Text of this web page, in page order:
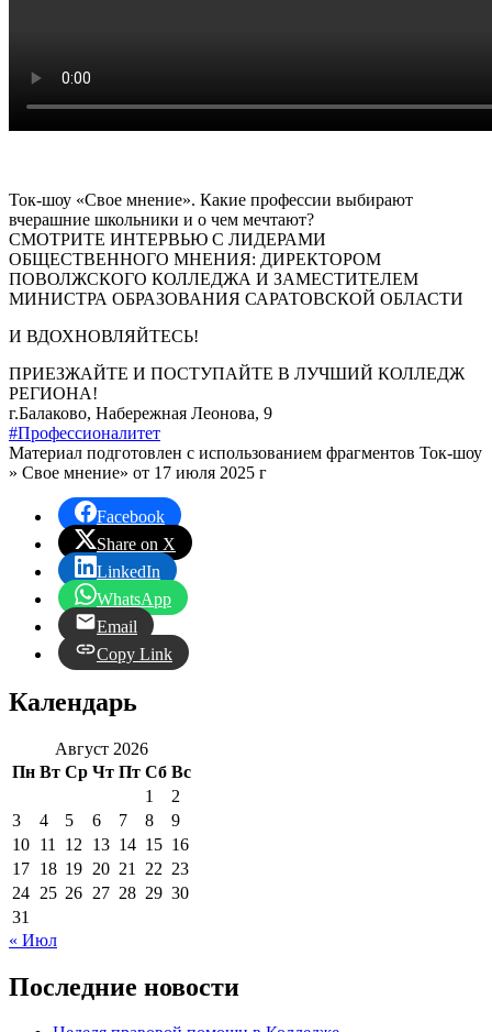
Ток-шоу «Свое мнение». Какие профессии выбирают
вчерашние школьники и о чем мечтают?
СМОТРИТЕ ИНТЕРВЬЮ С ЛИДЕРАМИ
ОБЩЕСТВЕННОГО МНЕНИЯ: ДИРЕКТОРОМ
ПОВОЛЖСКОГО​ КОЛЛЕДЖА И ЗАМЕСТИТЕЛЕМ
МИНИСТРА ОБРАЗОВАНИЯ САРАТОВСКОЙ ОБЛАСТИ
И ВДОХНОВЛЯЙТЕСЬ!
ПРИЕЗЖАЙТЕ И ПОСТУПАЙТЕ В ЛУЧШИЙ КОЛЛЕДЖ
РЕГИОНА!
г.Балаково, Набережная Леонова, 9
#Профессионалитет
Материал подготовлен с использованием фрагментов Ток-шоу
» Свое мнение» от 17 июля 2025 г
Facebook
Share on X
LinkedIn
WhatsApp
Email
Copy Link
Календарь
Август 2026
Пн Вт Ср Чт Пт Сб Вс
1
2
3
4 5 6 7 8
9
10 11 12 13 14 15 16
17 18 19 20 21 22 23
24 25 26 27 28 29 30
31
« Июл
Последние новости